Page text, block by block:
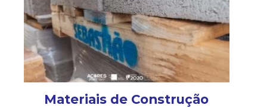
Materiais de Construção